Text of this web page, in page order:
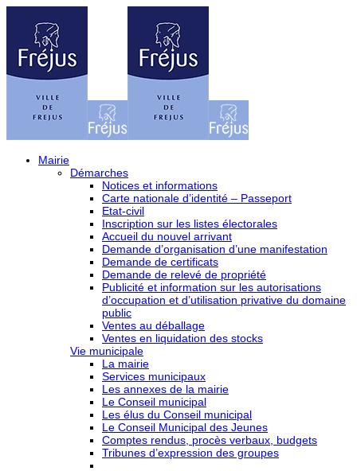
Mairie
Démarches
Notices et informations
Carte nationale d’identité – Passeport
Etat-civil
Inscription sur les listes électorales
Accueil du nouvel arrivant
Demande d’organisation d’une manifestation
Demande de certificats
Demande de relevé de propriété
Publicité et information sur les autorisations
d’occupation et d’utilisation privative du domaine
public
Ventes au déballage
Ventes en liquidation des stocks
Vie municipale
La mairie
Services municipaux
Les annexes de la mairie
Le Conseil municipal
Les élus du Conseil municipal
Le Conseil Municipal des Jeunes
Comptes rendus, procès verbaux, budgets
Tribunes d’expression des groupes